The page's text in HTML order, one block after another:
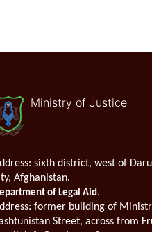
Ministry of Justice
sixth district, west of
Afghanistan.
of Legal Aid.
: former building of
Street, across from